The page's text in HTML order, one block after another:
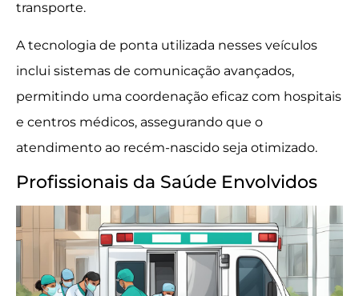
transporte.
A tecnologia de ponta utilizada nesses veículos
inclui sistemas de comunicação avançados,
permitindo uma coordenação eficaz com hospitais
e centros médicos, assegurando que o
atendimento ao recém-nascido seja otimizado.
Profissionais da Saúde Envolvidos